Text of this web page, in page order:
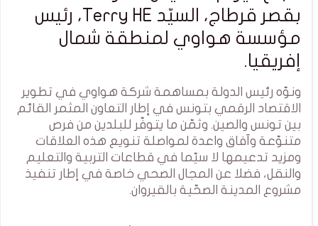
بقصر قرطاج، السيّد Terry HE، رئيس
مؤسسة هواوي لمنطقة شمال
إفريقيا.
ونوّه رئيس الدولة بمساهمة شركة هواوي في تطوير
الاقتصاد الرقمي بتونس في إطار التعاون المثمر القائم
بين تونس والصين. وثمّن ما يتوفّر للبلدين من فرص
متنوّعة وآفاق واعدة لمواصلة تنويع هذه العلاقات
ومزيد تدعيمها لا سيّما في قطاعات التربية والتعليم
والنقل، فضلا عن المجال الصحي خاصة في إطار تنفيذ
مشروع المدينة الصحّية بالقيروان.